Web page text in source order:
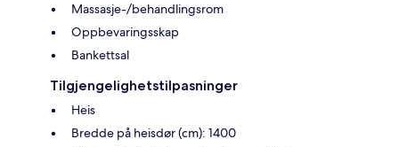
Massasje-/behandlingsrom
Oppbevaringsskap
Bankettsal
Tilgjengelighetstilpasninger
Heis
Bredde på heisdør (cm): 1400